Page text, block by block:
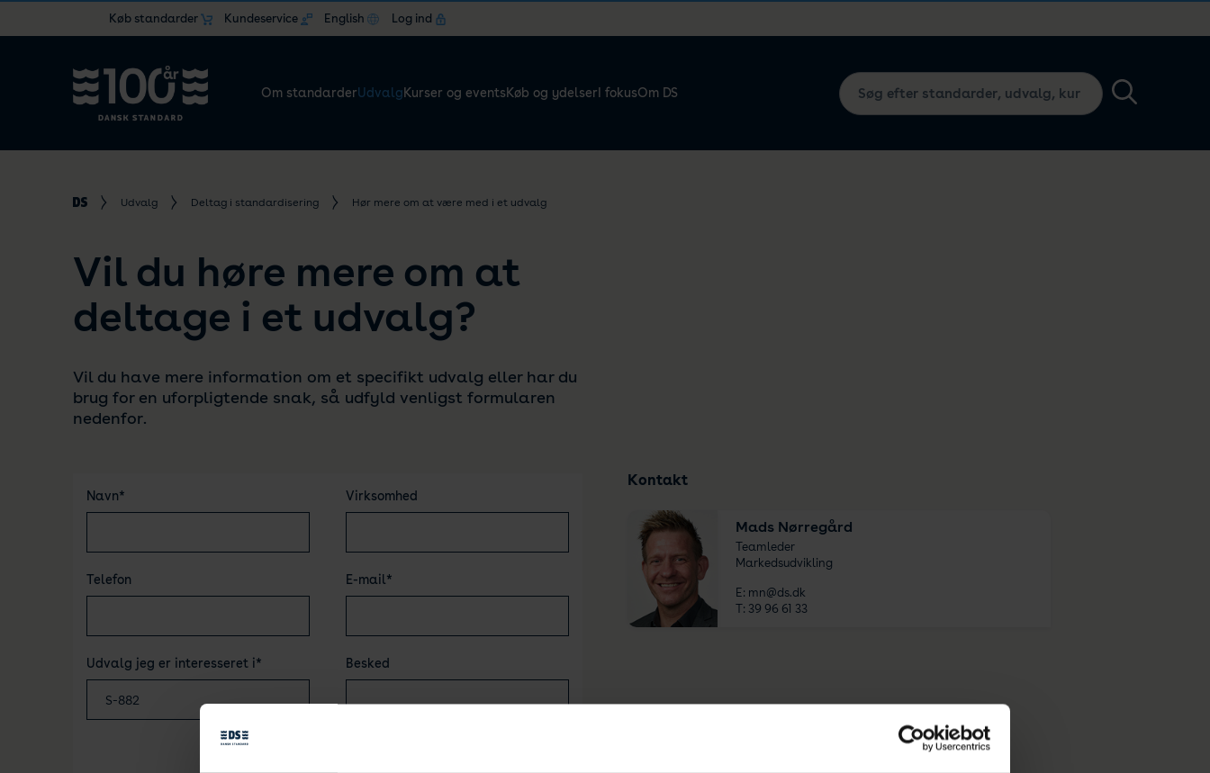
Køb standarder Kundeservice English Log ind
Om standarderUdvalgKurser og eventsKøb og ydelser I fokusOm DS
Udvalg Deltag i standardisering Hør mere om at være med i et udvalg
Vil du høre mere om at
deltage i et udvalg?
Vil du have mere information om et specifikt udvalg eller har du
brug for en uforpligtende snak, så udfyld venligst formularen
nedenfor.
Navn* Virksomhed
Telefon E-mail*
Udvalg jeg er interesseret i* Besked
Kontakt
Mads Nørregård
Teamleder
Markedsudvikling
E: mn@ds.dk
T: 39 96 61 33